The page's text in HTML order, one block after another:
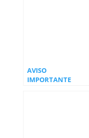
AVISO
IMPORTANTE